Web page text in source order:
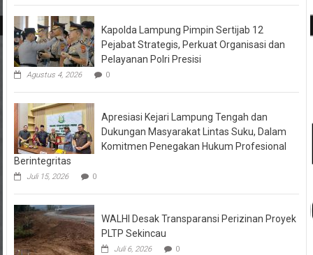
Kapolda Lampung Pimpin Sertijab 12
Pejabat Strategis, Perkuat Organisasi dan
Pelayanan Polri Presisi
Agustus 4, 2026 0
Apresiasi Kejari Lampung Tengah dan
Dukungan Masyarakat Lintas Suku, Dalam
Komitmen Penegakan Hukum Profesional
Berintegritas
Juli 15, 2026 0
WALHI Desak Transparansi Perizinan Proyek
PLTP Sekincau
Juli 6, 2026 0